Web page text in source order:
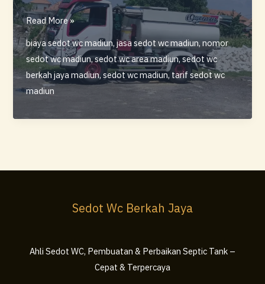
Sedot
WC
Berkah
Jaya
Madiun
Read More »
biaya sedot wc madiun,jasa sedot wc madiun,nomor
sedot wc madiun,sedot wc area madiun,sedot wc
berkah jaya madiun,sedot wc madiun, tarif sedot wc
madiun
Sedot Wc Berkah Jaya
Ahli Sedot WC, Pembuatan & Perbaikan Septic Tank –
Cepat & Terpercaya